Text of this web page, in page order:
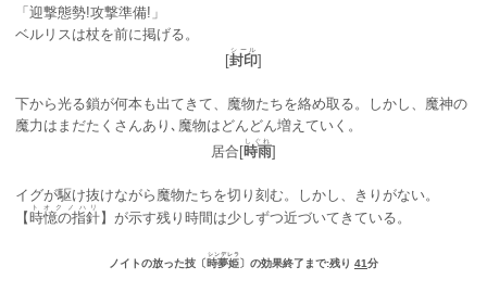
「迎撃態勢!攻撃準備!」
ベルリスは杖を前に掲げる。
[封印
シール
]
下から光る鎖が何本も出てきて、魔物たちを絡め取る。しかし、魔神の
魔力はまだたくさんあり､魔物はどんどん増えていく。
居合[時雨
しぐれ
]
イグが駆け抜けながら魔物たちを切り刻む。しかし、きりがない。
【 時憶の指針
トオクノハリ
】が示す残り時間は少しずつ近づいてきている。
ノイトの放った技〔時夢姫
シンデレラ
〕の効果終了まで:残り 41分